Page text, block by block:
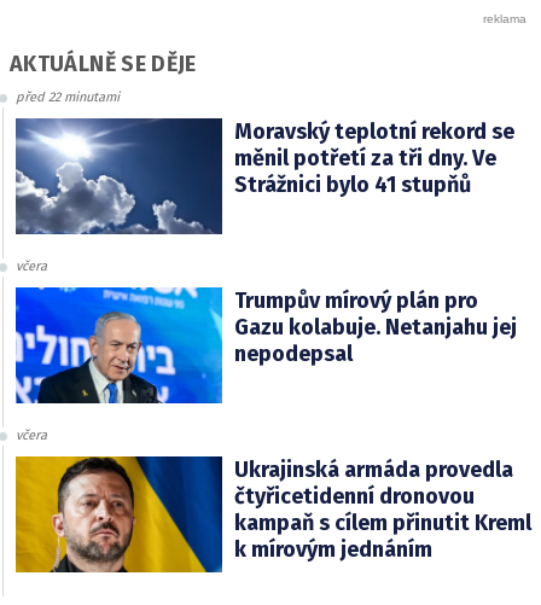
AKTUÁLNĚ SE DĚJE
před 22 minutami
Moravský teplotní rekord se
měnil potřetí za tři dny. Ve
Strážnici bylo 41 stupňů
včera
Trumpův mírový plán pro
Gazu kolabuje. Netanjahu jej
nepodepsal
včera
Ukrajinská armáda provedla
čtyřicetidenní dronovou
kampaň s cílem přinutit Kreml
k mírovým jednáním